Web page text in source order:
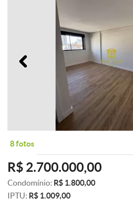
Anterior
8 fotos
R$ 2.700.000,00
Condomínio: R$ 1.800,00
IPTU: R$ 1.009,00